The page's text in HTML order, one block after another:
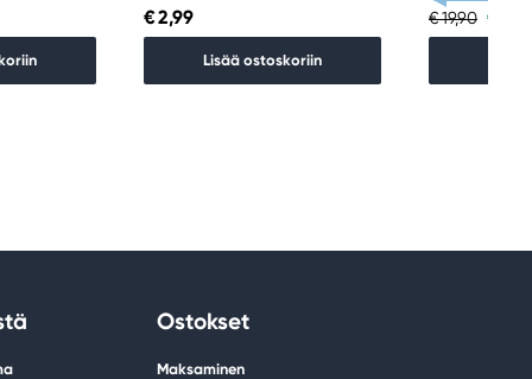
€ 2,99
Lisää ostoskoriin
€ 19,90 €
Ostokset
Maksaminen